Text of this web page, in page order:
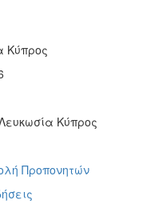
Κύπρος
Κύπρος
Προπονητών